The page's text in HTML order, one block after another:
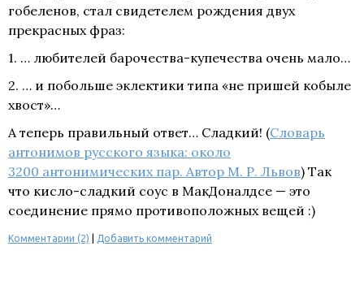
гобеленов, стал свидетелем рождения двух
прекрасных фраз:
1. … любителей барочества-купечества очень мало…
2. … и побольше эклектики типа «не пришей кобыле
хвост»…
А теперь правильный ответ… Сладкий! (Словарь
антонимов русского языка: около
3200 антонимических пар. Автор М. Р. Львов) Так
что кисло-сладкий соус в МакДоналдсе — это
соединение прямо противоположных вещей :)
Комментарии (2) Добавить комментарий